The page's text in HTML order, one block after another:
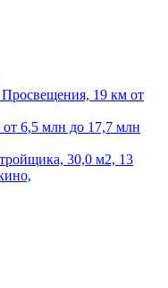
19 км от
6,5 млн до 17,7 млн
30,0 м2, 13